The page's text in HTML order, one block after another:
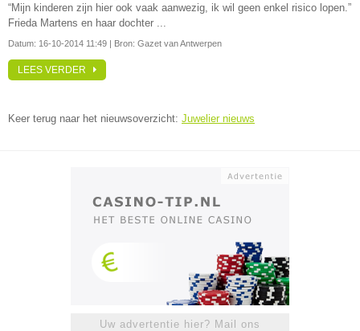
“Mijn kinderen zijn hier ook vaak aanwezig, ik wil geen enkel risico lopen.”
Frieda Martens en haar dochter ...
Datum: 16-10-2014 11:49 | Bron: Gazet van Antwerpen
LEES VERDER
Keer terug naar het nieuwsoverzicht: Juwelier nieuws
Uw advertentie hier? Mail ons